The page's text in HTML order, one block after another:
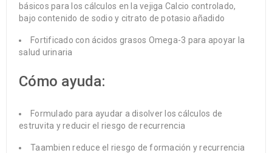
básicos para los cálculos en la vejiga Calcio controlado,
bajo contenido de sodio y citrato de potasio añadido
Fortificado con ácidos grasos Omega-3 para apoyar la
salud urinaria
Cómo ayuda:
Formulado para ayudar a disolver los cálculos de
estruvita y reducir el riesgo de recurrencia
Taambien reduce el riesgo de formación y recurrencia